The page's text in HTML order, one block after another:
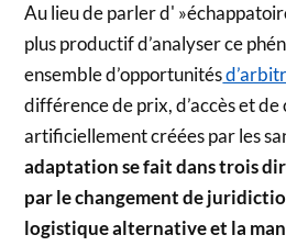
Au lieu de parler d'
plus productif d’analyser ce
ensemble d’opportunités
différence de prix, d’accès et
artificiellement créées par les
adaptation se fait dans trois
par le changement de
logistique alternative et la